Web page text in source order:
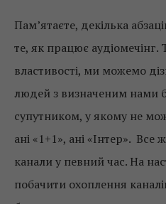
Пам’ятаєте, декілька
те, як працює аудіомечінг.
властивості, ми можемо
людей з визначеним нами
супутником, у якому не
ані «1+1», ані «Інтер».
канали у певний час. На
побачити охоплення